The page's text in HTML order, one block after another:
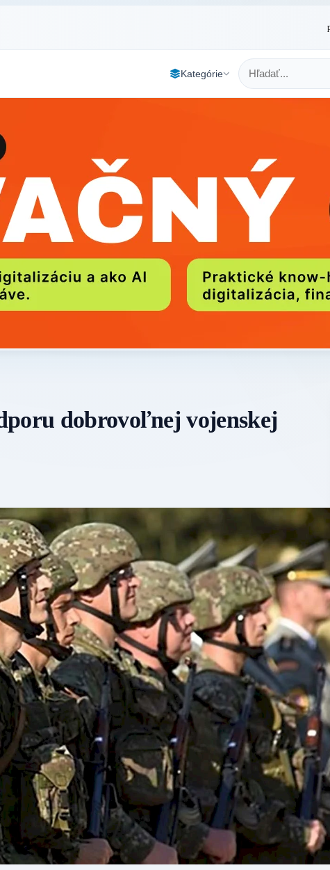
Kategórie
dobrovoľnej vojenskej